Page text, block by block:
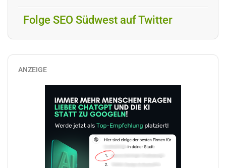
Folge SEO Südwest auf Twitter
ANZEIGE